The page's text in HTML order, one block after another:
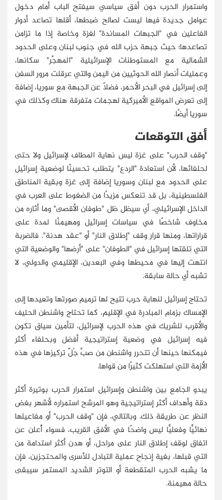
واستمرار الحرب دون أفق سياسي سيفتح الباب أمام دخول
عوامل جديدة فيها ليست لصالح ضبطها، أقلها تصاعد أدوار
الفاعلين في "الجبهات المساندة" لغزة وخاصة إذا ما تزامن
تصاعدها؛ حيث جبهة حزب الله في جنوب لبنان وعلى الحدود
الشمالية مع المستوطنات الإسرائيلية "المهجَّر" سكانها،
وعمليات أنصار الله الحوثيين من اليمن والتي عرقلت مرور السفن
إلى إسرائيل في البحر الأحمر، فضلًا عن الجبهة مع سوريا، إضافة
إلى تعرض المواقع الأميركية لهجمات متفرقة هناك وكذلك في
سوريا أيضًا.
أفق التوقعات
"وقف الحرب" على غزة ليس نهاية المطاف لإسرائيل ولا حتى
لحلفائها، لأن استعادة "الردع" يتطلب تحسينًا لوضعية إسرائيل
على الحدود مع لبنان وسوريا إضافة إلى غزة وبقية المناطق
الفلسطينية، بل قد تنعكس مزيدًا من الضغوط على العرب في
الداخل الإسرائيلي، أي سيظل ظل "طوفان الأقصى" وما أثاره من
مخاوف شاخصًا في سياسات إسرائيل ومهيمنًا لمدة على
قراراتها، ومنها قرار وقف "إطلاق النار" أو "عقد هدنة". فالضربة
التي تلقتها إسرائيل في "الطوفان" على "أرضها" والوضعية التي
انتهت إليها في محيطها وفي البعدين، الإقليمي والدولي، لا
تشبه أي حالة سابقة.
تحتاج إسرائيل لنهاية حرب تتيح لها ترميم صورتها وتعيدها إلى
الإمساك بزمام المبادرة في الإقليم، كما تحتاج واشنطن الحليف
والأقرب للشريك في هذه الحرب لإسرائيل، لتأمين سياق تكون
فيه إسرائيل في وضعية إستراتيجية أفضل وبحلفاء أكثر
فيمكنها حينها أن تتحرر واشنطن من صبِّ جُلِّ تركيزها في هذه
الأزمة التي استهلكت كثيرًا من قواها.
يبدو الجامع بين واشنطن وإسرائيل استمرار الحرب بوتيرة أكثر
دقة وأهداف أكثر إستراتيجية وهو المرشح استمراره لأشهر بغض
النظر عن طريقة ذلك. وبالتالي، فإن "وقف الحرب" أو مفاعيلها
نهائيًّا وفعليًّا ليس واضحًا في الأفق القريب، فسواء أُعلن عن
اتفاق لوقف إطلاق النار على مراحل، أو هدن أكثر استدامة من
التي قبلها، بغية إنجاح عملية التبادل للأسرى والمحتجزين، فإن
ما يشبه الحرب المتقطعة أو التوتر الشديد المستمر سيبقى
حالة مهيمنة.